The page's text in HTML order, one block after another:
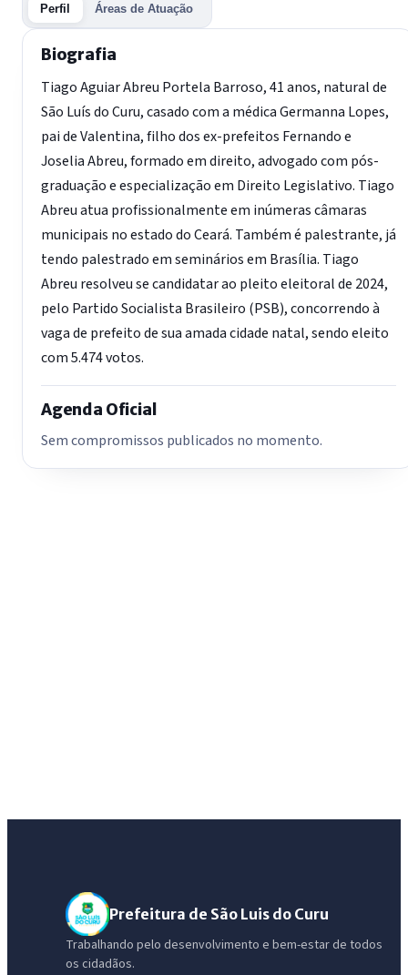
Perfil Áreas de Atuação
Biografia
Tiago Aguiar Abreu Portela Barroso, 41 anos, natural de
São Luís do Curu, casado com a médica Germanna Lopes,
pai de Valentina, filho dos ex-prefeitos Fernando e
Joselia Abreu, formado em direito, advogado com pós-
graduação e especialização em Direito Legislativo. Tiago
Abreu atua profissionalmente em inúmeras câmaras
municipais no estado do Ceará. Também é palestrante, já
tendo palestrado em seminários em Brasília. Tiago
Abreu resolveu se candidatar ao pleito eleitoral de 2024,
pelo Partido Socialista Brasileiro (PSB), concorrendo à
vaga de prefeito de sua amada cidade natal, sendo eleito
com 5.474 votos.
Agenda Oficial
Sem compromissos publicados no momento.
Prefeitura de São Luis do Curu
Trabalhando pelo desenvolvimento e bem-estar de todos
os cidadãos.